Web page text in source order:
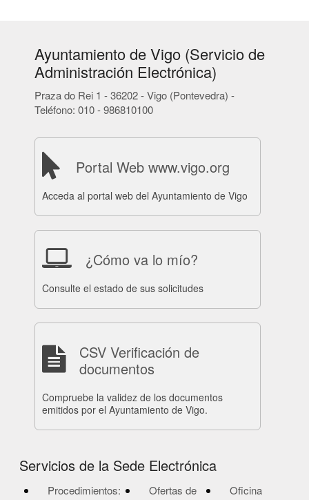
Ayuntamiento de Vigo (Servicio de
Administración Electrónica)
Praza do Rei 1 - 36202 - Vigo (Pontevedra) -
Teléfono: 010 - 986810100
Portal Web www.vigo.org
Acceda al portal web del Ayuntamiento de Vigo
¿Cómo va lo mío?
Consulte el estado de sus solicitudes
CSV Verificación de
documentos
Compruebe la validez de los documentos
emitidos por el Ayuntamiento de Vigo.
Servicios de la Sede Electrónica
Procedimientos:
Ofertas de
Oficina